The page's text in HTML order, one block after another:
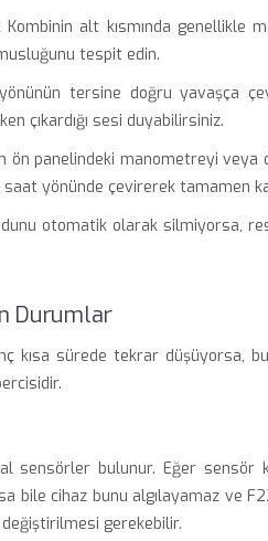
Kombinin alt kısmında genellikle
tespit edin.
tersine doğru yavaşça
çıkardığı sesi duyabilirsiniz.
ön panelindeki manometreyi veya
yönünde çevirerek tamamen
otomatik olarak silmiyorsa,
Durumlar
kısa sürede tekrar düşüyorsa,
sensörler bulunur. Eğer
bile cihaz bunu algılayamaz ve
gerekebilir.